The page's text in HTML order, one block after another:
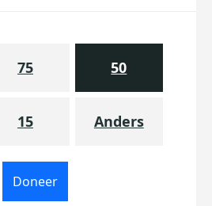
75 50
15 Anders
Doneer